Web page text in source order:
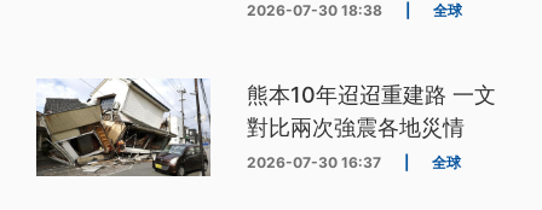
2026-07-30 18:38 全球
熊本10年迢迢重建路 一文
對比兩次強震各地災情
2026-07-30 16:37 全球